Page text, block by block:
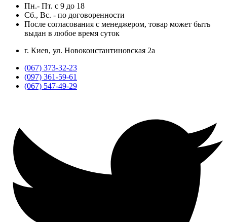
Пн.- Пт. с 9 до 18
Сб., Вс. - по договоренности
После согласования с менеджером, товар может быть
выдан в любое время суток
г. Киев, ул. Новоконстантиновская 2а
(067) 373-32-23
(097) 361-59-61
(067) 547-49-29